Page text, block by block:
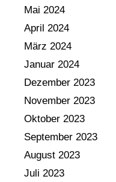
Mai 2024
April 2024
März 2024
Januar 2024
Dezember 2023
November 2023
Oktober 2023
September 2023
August 2023
Juli 2023